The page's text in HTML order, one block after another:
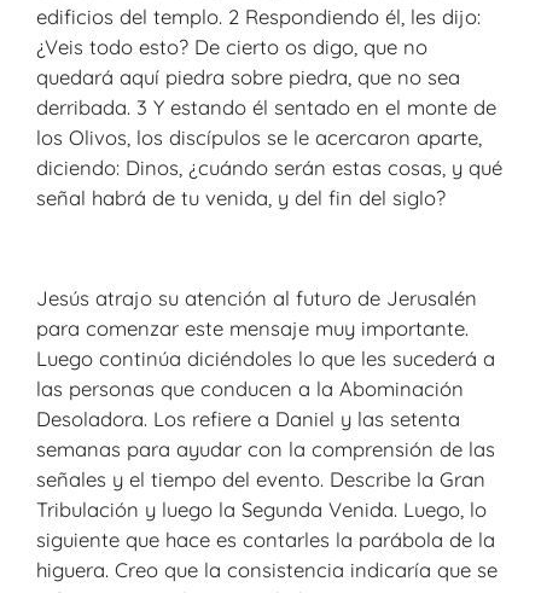
edificios del templo. 2 Respondiendo él, les dijo:
¿Veis todo esto? De cierto os digo, que no
quedará aquí piedra sobre piedra, que no sea
derribada. 3 Y estando él sentado en el monte de
los Olivos, los discípulos se le acercaron aparte,
diciendo: Dinos, ¿cuándo serán estas cosas, y qué
señal habrá de tu venida, y del fin del siglo?
Jesús atrajo su atención al futuro de Jerusalén
para comenzar este mensaje muy importante.
Luego continúa diciéndoles lo que les sucederá a
las personas que conducen a la Abominación
Desoladora. Los refiere a Daniel y las setenta
semanas para ayudar con la comprensión de las
señales y el tiempo del evento. Describe la Gran
Tribulación y luego la Segunda Venida. Luego, lo
siguiente que hace es contarles la parábola de la
higuera. Creo que la consistencia indicaría que se